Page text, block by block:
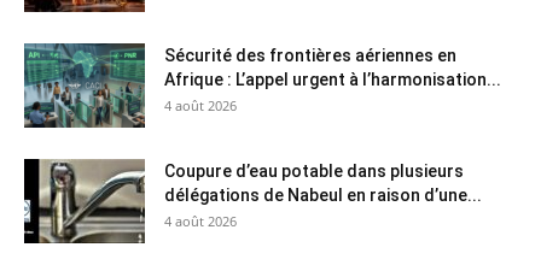
Sécurité des frontières aériennes en
Afrique : L’appel urgent à l’harmonisation...
4 août 2026
Coupure d’eau potable dans plusieurs
délégations de Nabeul en raison d’une...
4 août 2026